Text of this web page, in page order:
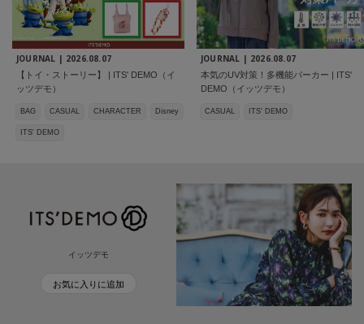
JOURNAL | 2026.08.07
【トイ・ストーリー】 | ITS' DEMO（イ
ッツデモ）
BAG CASUAL CHARACTER Disney
ITS' DEMO
JOURNAL | 2026.08.07
本気のUV対策！多機能パーカー | ITS'
DEMO（イッツデモ）
CASUAL ITS' DEMO
イッツデモ
お気に入りに追加